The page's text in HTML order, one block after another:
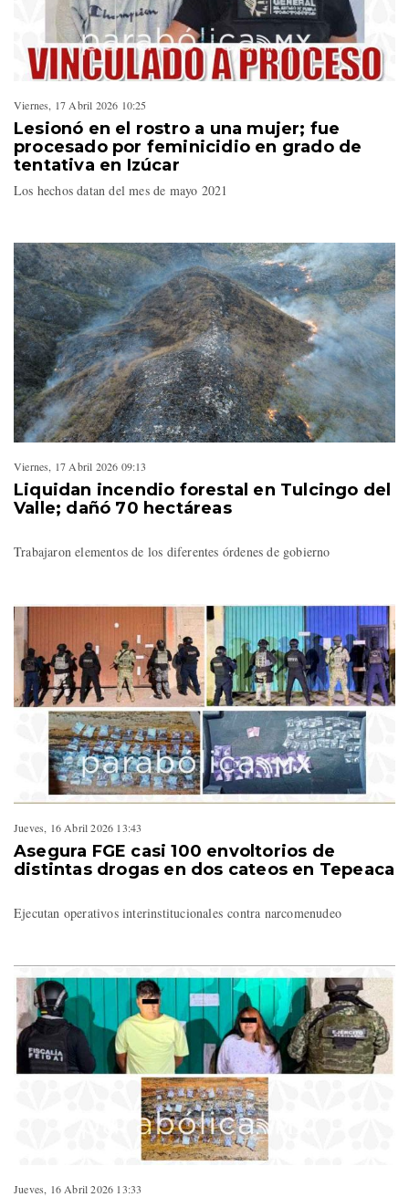
Viernes, 17 Abril 2026 10:25
Lesionó en el rostro a una mujer; fue
procesado por feminicidio en grado de
tentativa en Izúcar
Los hechos datan del mes de mayo 2021
Viernes, 17 Abril 2026 09:13
Liquidan incendio forestal en Tulcingo del
Valle; dañó 70 hectáreas
Trabajaron elementos de los diferentes órdenes de gobierno
Jueves, 16 Abril 2026 13:43
Asegura FGE casi 100 envoltorios de
distintas drogas en dos cateos en Tepeaca
Ejecutan operativos interinstitucionales contra narcomenudeo
Jueves, 16 Abril 2026 13:33